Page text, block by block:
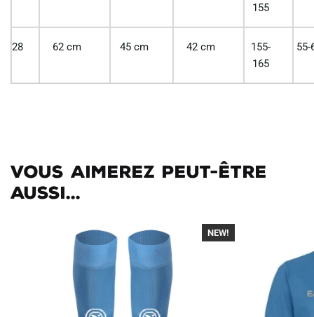
155
28 62 cm 45 cm 42 cm
155-
165
55-
Vous aimerez peut-être
aussi...
-30%
NEW!